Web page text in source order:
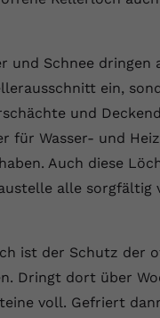
und Schnee
ein,
und
für Wasser- und
Auch diese
alle sorgfältig
ist der Schutz der
Dringt dort über
voll. Gefriert
youtube.com
Session
Dieser von YouTube
Videos von YouTube
yt.innertube::nextId
Youtube.com